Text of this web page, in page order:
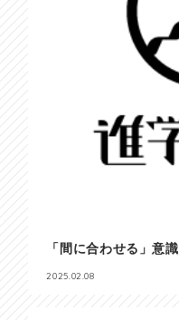
「間に合わせる」意識
2025.02.08